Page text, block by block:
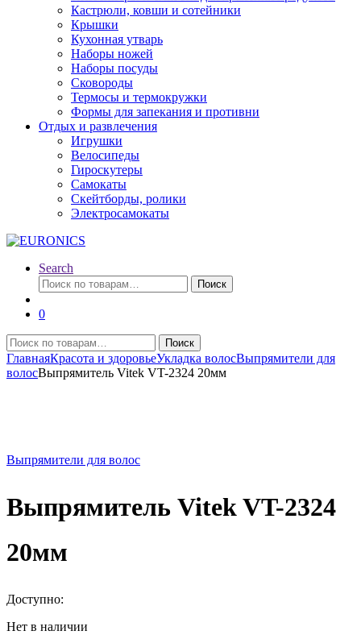
Кастрюли, ковши и сотейники
Крышки
Кухонная утварь
Наборы ножей
Наборы посуды
Сковороды
Термосы и термокружки
Формы для запекания и противни
Отдых и развлечения
Игрушки
Велосипеды
Гироскутеры
Самокаты
Скейтборды, ролики
Электросамокаты
Search
Искать:
Поиск
0
Искать:
Поиск
ГлавнаяКрасота и здоровьеУкладка волосВыпрямители для
волосВыпрямитель Vitek VT-2324 20мм
Выпрямители для волос
Выпрямитель Vitek VT-2324
20мм
Доступно:
Нет в наличии